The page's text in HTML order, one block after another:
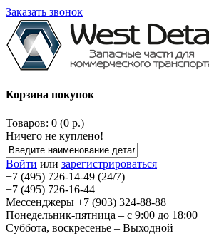
Заказать звонок
Корзина покупок
Товаров: 0 (0 р.)
Ничего не куплено!
Войти или зарегистрироваться
+7 (495) 726-14-49 (24/7)
+7 (495) 726-16-44
Мессенджеры +7 (903) 324-88-88
Понедельник-пятница – с 9:00 до 18:00
Суббота, воскресенье – Выходной